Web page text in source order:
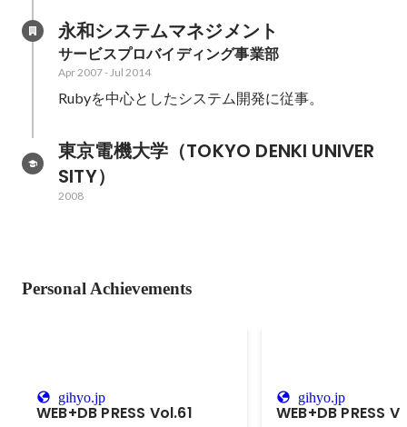
永和システムマネジメント
サービスプロバイディング事業部
Apr 2007-Jul 2014
Rubyを中心としたシステム開発に従事。
東京電機大学（TOKYO DENKI UNIVER
SITY）
2008
Personal Achievements
gihyo.jp
WEB+DB PRESS Vol.61
gihyo.jp
WEB+DB PRESS